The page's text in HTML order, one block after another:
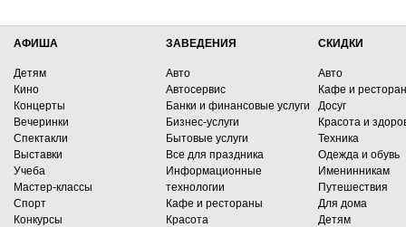
АФИША
Детям
Кино
Концерты
Вечеринки
Спектакли
Выставки
Учеба
Мастер-классы
Спорт
Конкурсы
ЗАВЕДЕНИЯ
Авто
Автосервис
Банки и финансовые услуги
Бизнес-услуги
Бытовые услуги
Все для праздника
Информационные
технологии
Кафе и рестораны
Красота
СКИДКИ
Авто
Кафе и
Досуг
Красота и
Техника
Одежда и обувь
Именинникам
Путешествия
Для дома
Детям